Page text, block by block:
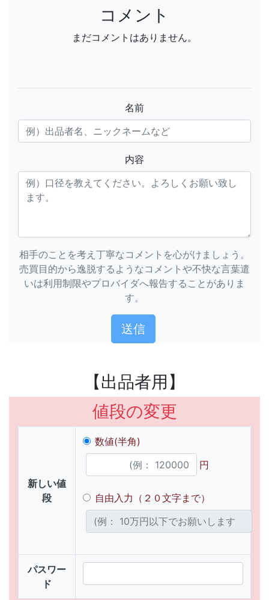
コメント
まだコメントはありません。
名前
内容
相手のことを考え丁寧なコメントを心がけましょう。
売買目的から逸脱するようなコメントや不快な言葉遣
いは利用制限やプロバイダへ報告することがありま
す。
【出品者用】
値段の変更
新しい値
段
数値(半角)
円
自由入力（２０文字まで）
パスワー
ド